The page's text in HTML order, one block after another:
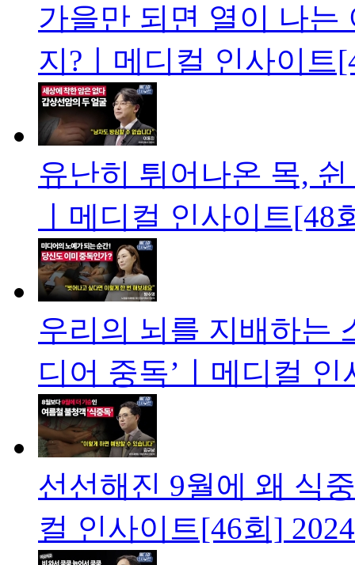
가을만 되면 열이 나는
지?ㅣ메디컬 인사이트
유난히 튀어나온 목,
ㅣ메디컬 인사이트[48
우리의 뇌를 지배하는
디어 중독’ㅣ메디컬
선선해진 9월에 왜 식
컬 인사이트[46회]